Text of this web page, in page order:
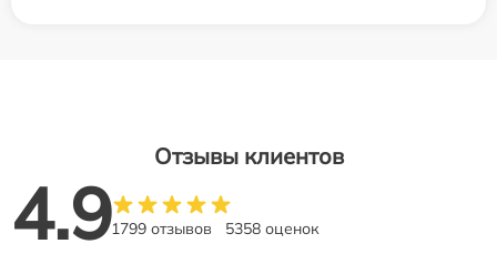
Отзывы клиентов
4.91799 отзывов 5358 оценок